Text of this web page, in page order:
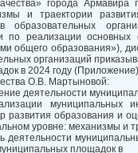
города Армавира
и траектории
образовательных
по реализации
общего образования»),
организаций
в 2024 году
О.В. Мартыновой:
деятельности
муниципальных
образования и
уровне: механизмы и
деятельности
площадок в